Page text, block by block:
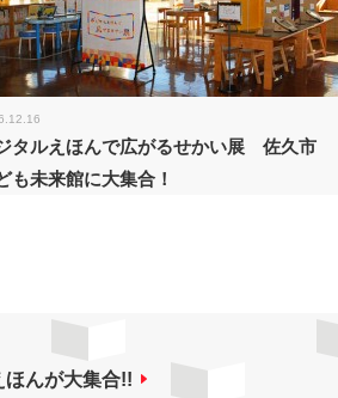
タルえほんで広がるせかい展 佐久市
も未来館に大集合！
ほんが大集合!!